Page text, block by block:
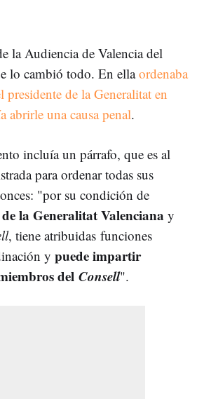
la Audiencia de Valencia del
lo cambió todo. En ellaordenaba
presidente de la Generalitat en
abrirle una causa penal.
incluía un párrafo, que es al
para ordenar todas sus
"por su condición de
la Generalitat Valenciana y
, tiene atribuidas funciones
y puede impartir
del Consell".